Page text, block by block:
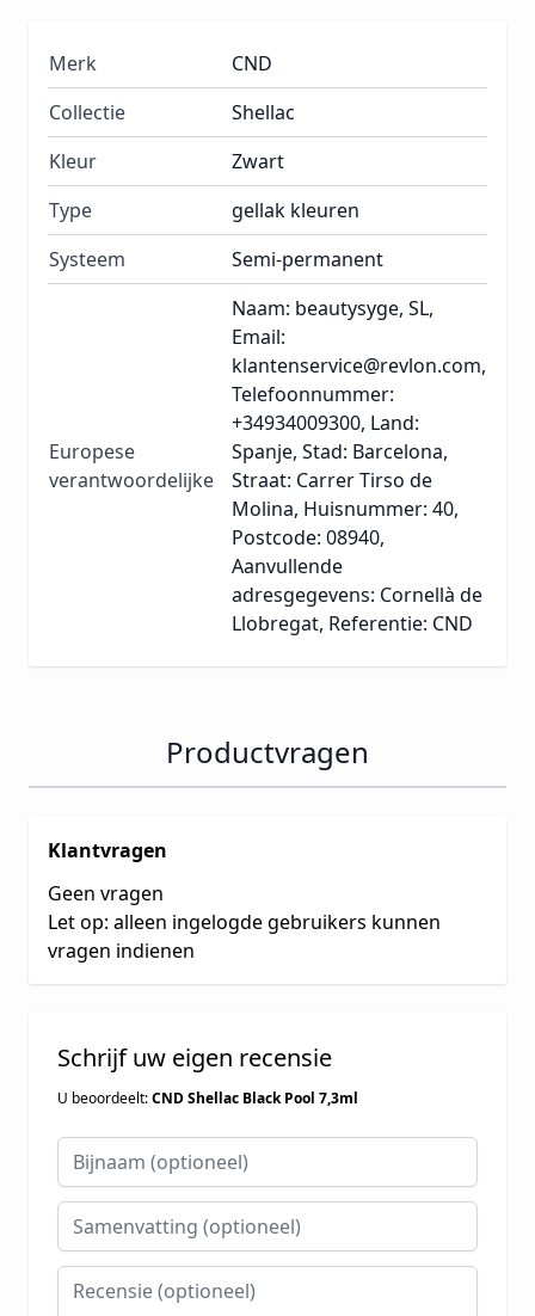
Merk
CND
Collectie
Shellac
Kleur
Zwart
Type
gellak kleuren
Systeem
Semi-permanent
Europese
verantwoordelijke
Naam: beautysyge, SL,
Email:
klantenservice@revlon.com,
Telefoonnummer:
+34934009300, Land:
Spanje, Stad: Barcelona,
Straat: Carrer Tirso de
Molina, Huisnummer: 40,
Postcode: 08940,
Aanvullende
adresgegevens: Cornellà de
Llobregat, Referentie: CND
Productvragen
Klantvragen
Geen vragen
Let op: alleen ingelogde gebruikers kunnen
vragen indienen
Schrijf uw eigen recensie
U beoordeelt:CND Shellac Black Pool 7,3ml
Bijnaam
Samenvatting
Recensie